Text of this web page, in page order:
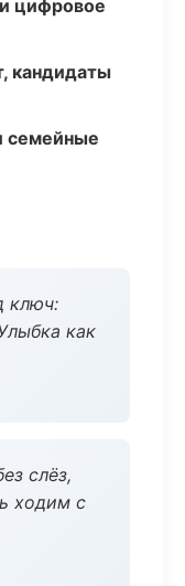
цифровое
кандидаты
семейные
ключ:
как
слёз,
ходим с